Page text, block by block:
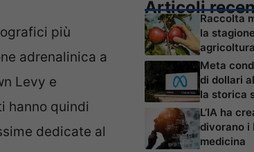
più
adrenalinica a
Levy e
hanno quindi
dedicate al
Articoli
Raccolta
la
Meta
di dollari
la storica
L’IA ha
divorano i
medicina